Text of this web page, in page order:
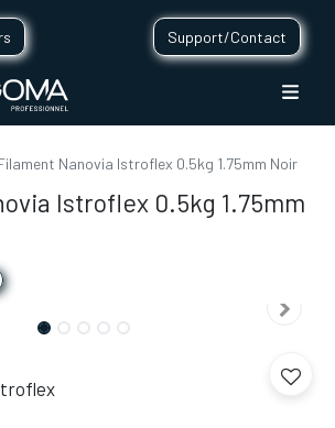
Support/Contact
Nanovia Istroflex 0.5kg 1.75mm Noir
Istroflex 0.5kg 1.75mm